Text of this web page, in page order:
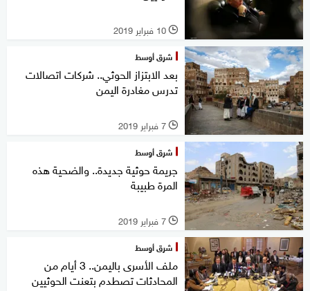
l 10 فبراير 2019
شرق أوسط
بعد الابتزاز الحوثي.. شركات اتصالات
تدرس مغادرة اليمن
l 7 فبراير 2019
شرق أوسط
جريمة حوثية جديدة.. والضحية هذه
المرة طبيبة
l 7 فبراير 2019
شرق أوسط
ملف الأسرى باليمن.. 3 أيام من
المحادثات تصطدم بتعنت الحوثيين